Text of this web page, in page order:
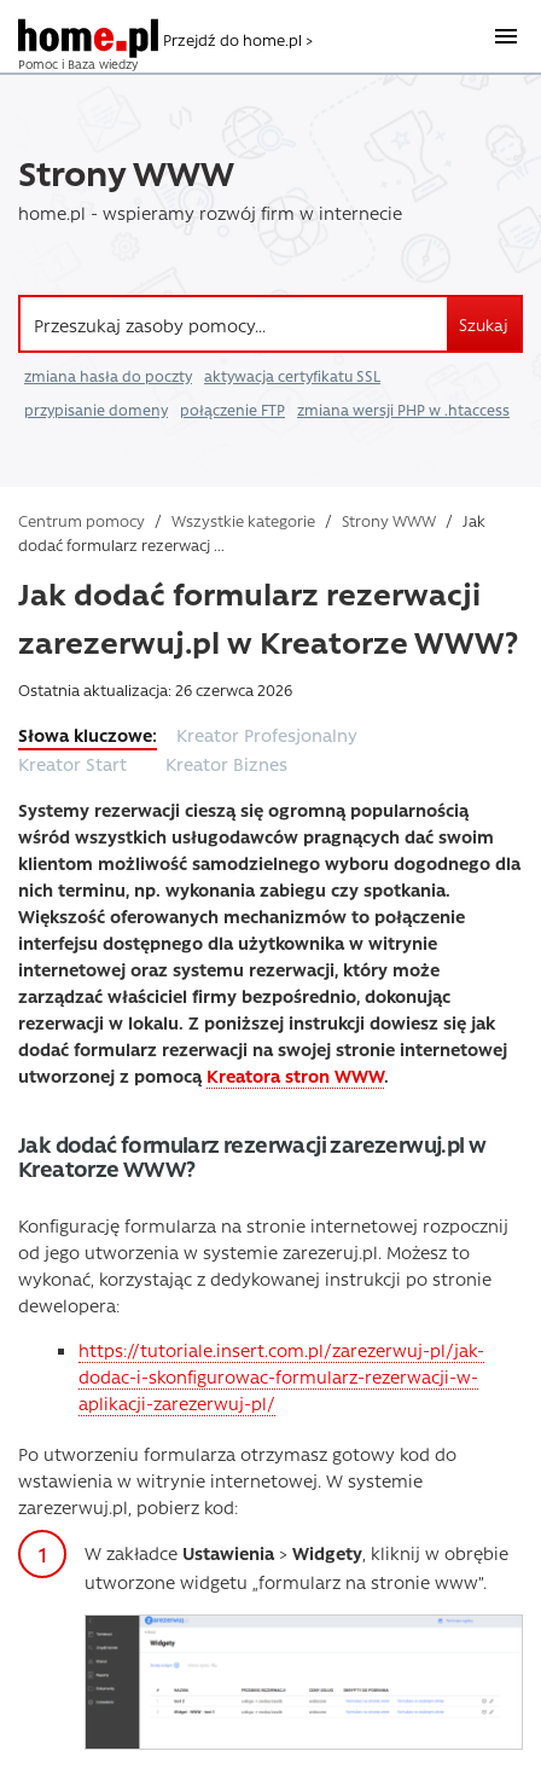
Pomoc i Baza wiedzy
Przejdź do home.pl >
Strony WWW
home.pl - wspieramy rozwój firm w internecie
Szukaj
zmiana hasła do poczty
aktywacja certyfikatu SSL
przypisanie domeny
połączenie FTP zmiana wersji PHP w .htaccess
Centrum pomocy / Wszystkie kategorie / Strony WWW /
Jak
dodać formularz rezerwacj ...
Jak dodać formularz rezerwacji
zarezerwuj.pl w Kreatorze WWW?
Ostatnia aktualizacja: 26 czerwca 2026
Kreator Profesjonalny
Kreator Start
Kreator Biznes
Systemy rezerwacji cieszą się ogromną popularnością
wśród wszystkich usługodawców pragnących dać swoim
klientom możliwość samodzielnego wyboru dogodnego dla
nich terminu, np. wykonania zabiegu czy spotkania.
Większość oferowanych mechanizmów to połączenie
interfejsu dostępnego dla użytkownika w witrynie
internetowej oraz systemu rezerwacji, który może
zarządzać właściciel firmy bezpośrednio, dokonując
rezerwacji w lokalu. Z poniższej instrukcji dowiesz się jak
dodać formularz rezerwacji na swojej stronie internetowej
utworzonej z pomocą Kreatora stron WWW.
Jak dodać formularz rezerwacji zarezerwuj.pl w
Kreatorze WWW?
Konfigurację formularza na stronie internetowej rozpocznij
od jego utworzenia w systemie zarezeruj.pl. Możesz to
wykonać, korzystając z dedykowanej instrukcji po stronie
dewelopera:
https://tutoriale.insert.com.pl/zarezerwuj-pl/jak-
dodac-i-skonfigurowac-formularz-rezerwacji-w-
aplikacji-zarezerwuj-pl/
Po utworzeniu formularza otrzymasz gotowy kod do
wstawienia w witrynie internetowej. W systemie
zarezerwuj.pl, pobierz kod:
W zakładce Ustawienia> Widgety, kliknij w obrębie
utworzone widgetu „formularz na stronie www”.